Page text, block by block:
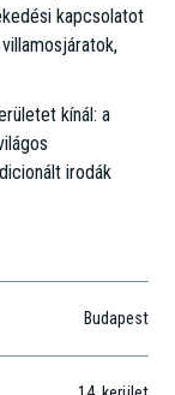
kapcsolatot
kínál: a
irodák
Budapest